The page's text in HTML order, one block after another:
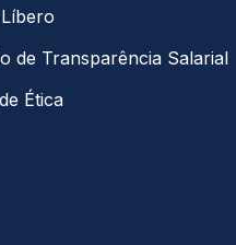
de Transparência Salarial
Ética